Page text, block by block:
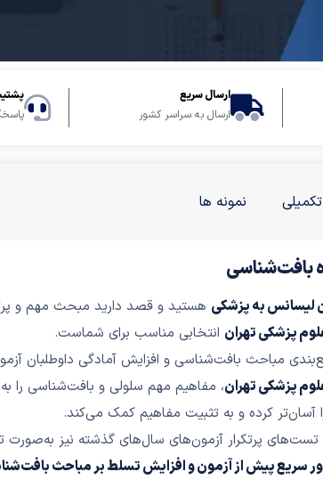
ارسال سریع
ارسال به سراسر کشور
نمونه ها
بافت‌شناسی
لیسانس به پزشکی هستید و قصد دارید مبحث مهم و
پزشکی تهران انتخابی مناسب برای شماست.
مباحث بافت‌شناسی و افزایش آمادگی داوطلبان
پزشکی تهران، مفاهیم مهم سلولی و بافت‌شناسی را
آسان‌تر کرده و به تثبیت مفاهیم کمک می‌کند.
پرتکرار آزمون‌های سال‌های گذشته نیز به‌صورت
سریع پیش از آزمون و افزایش تسلط بر مباحث